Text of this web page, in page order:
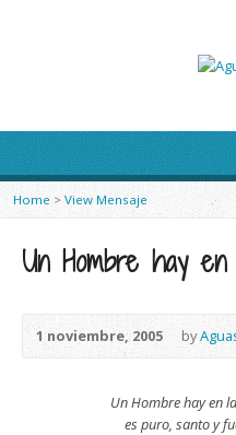
Home > View Mensaje
Un Hombre hay
1 noviembre, 2005 by
Un Hombre hay en
es puro, santo y